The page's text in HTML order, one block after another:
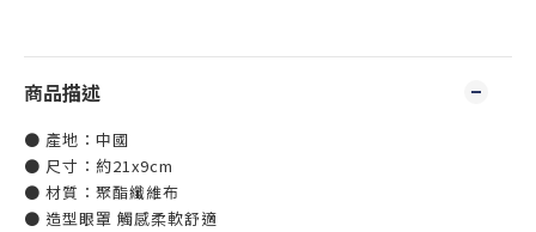
商品描述
● 產地：中國
● 尺寸：約21x9cm
● 材質：聚酯纖維布
● 造型眼罩 觸感柔軟舒適